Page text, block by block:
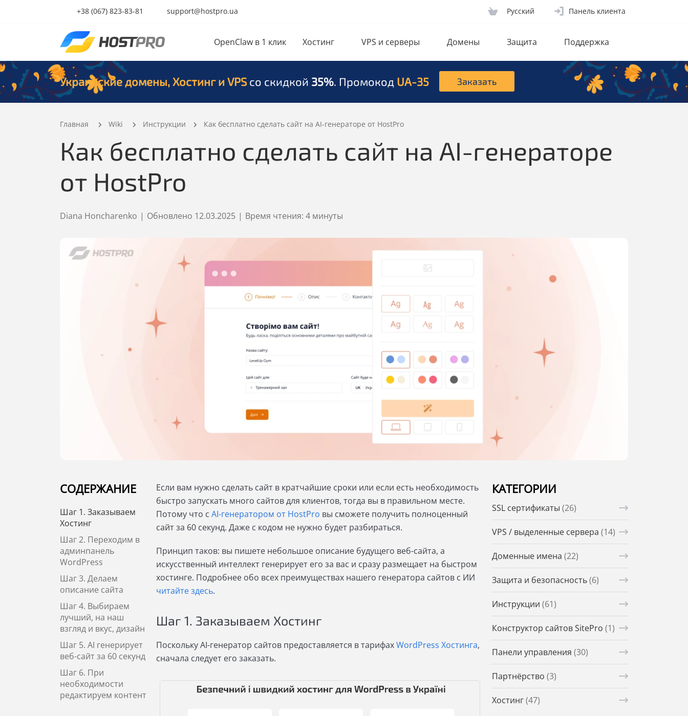
+38 (067) 823-83-81 support@hostpro.ua Русcкий Панель клиента
OpenClaw в 1 клик Хостинг VPS и серверы Домены Защита Поддержка
Украинские домены, Хостинг и VPS со скидкой 35%. Промокод UA-35 Заказать
Главная Wiki Инструкции Как бесплатно сделать сайт на AI-генераторе от HostPro
Как бесплатно сделать сайт на AI-генераторе
от HostPro
Diana Honcharenko | Обновлено 12.03.2025 | Время чтения: 4 минуты
СОДЕРЖАНИЕ
Шаг 1. Заказываем
Хостинг
Шаг 2. Переходим в
админпанель
WordPress
Шаг 3. Делаем
описание сайта
Шаг 4. Выбираем
лучший, на наш
взгляд и вкус, дизайн
Шаг 5. AI генерирует
веб-сайт за 60 секунд
Шаг 6. При
необходимости
редактируем контент
Если вам нужно сделать сайт в кратчайшие сроки или если есть необходимость
быстро запускать много сайтов для клиентов, тогда вы в правильном месте.
Потому что с AI-генератором от HostPro вы сможете получить полноценный
сайт за 60 секунд. Даже с кодом не нужно будет разбираться.
Принцип таков: вы пишете небольшое описание будущего веб-сайта, а
искусственный интеллект генерирует его за вас и сразу размещает на быстром
хостинге. Подробнее обо всех преимуществах нашего генератора сайтов с ИИ
читайте здесь.
Шаг 1. Заказываем Хостинг
Поскольку AI-генератор сайтов предоставляется в тарифахWordPress Хостинга,
сначала следует его заказать.
КАТЕГОРИИ
SSL сертификаты (26)
VPS / выделенные сервера (14)
Доменные имена (22)
Защита и безопасность(6)
Инструкции (61)
Конструктор сайтов SitePro (1)
Панели управления (30)
Партнёрство (3)
Хостинг(47)